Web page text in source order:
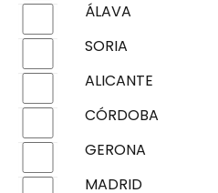
ÁLAVA
SORIA
ALICANTE
CÓRDOBA
GERONA
MADRID